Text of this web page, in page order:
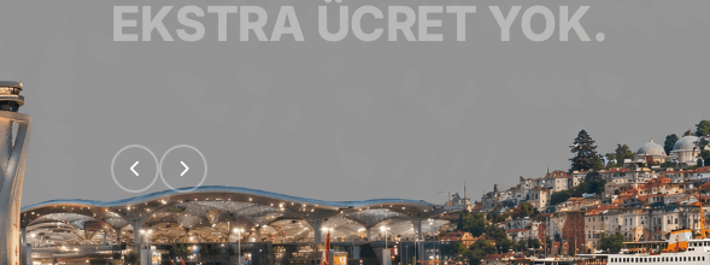
EKSTRA ÜCRET YOK.